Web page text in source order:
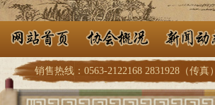
销售热线：0563-2122168 2831928（传真）